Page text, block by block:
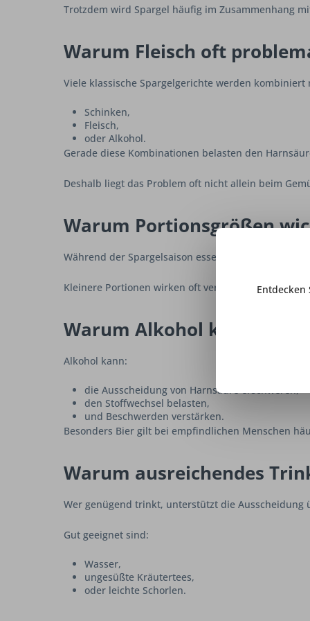
Trotzdem wird Spargel häufig im Zusammenhang
Warum Fleisch oft
Viele klassische Spargelgerichte werden kombiniert
Schinken,
Fleisch,
oder Alkohol.
Gerade diese Kombinationen belasten den
Deshalb liegt das Problem oft nicht allein beim
Warum Portionsgrößen
Während der Spargelsaison essen viele Menschen
Kleinere Portionen wirken oft verträglicher –
Warum Alkohol kritisch
Alkohol kann:
die Ausscheidung von Harnsäure erschweren,
den Stoffwechsel belasten,
und Beschwerden verstärken.
Besonders Bier gilt bei empfindlichen Menschen
Warum ausreichendes
Wer genügend trinkt, unterstützt die Ausscheidung
Gut geeignet sind:
Wasser,
ungesüßte Kräutertees,
oder leichte Schorlen.
Entdecken